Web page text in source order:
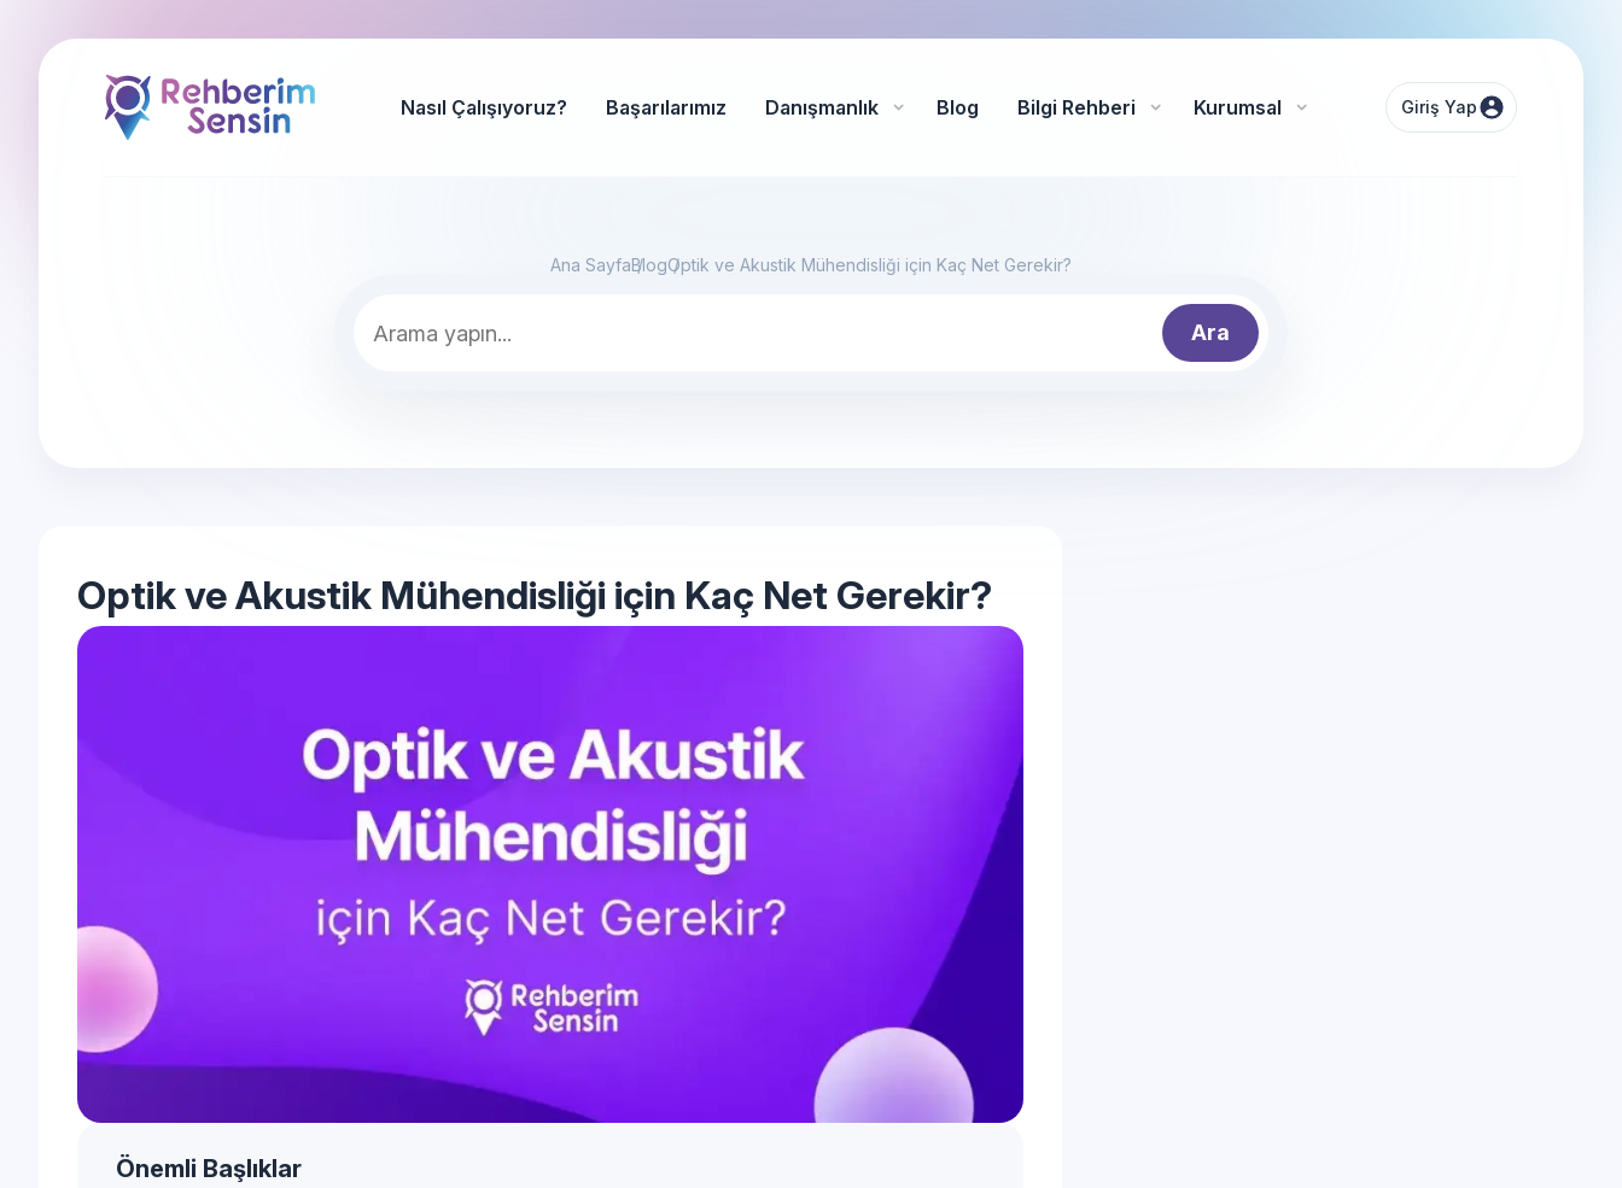
Nasıl Çalışıyoruz? Başarılarımız Danışmanlık Blog Bilgi Rehberi Kurumsal Giriş Yap
Ana SayfaBlogOptik ve Akustik Mühendisliği için Kaç Net Gerekir?
Ara
Optik ve Akustik Mühendisliği için Kaç Net Gerekir?
Önemli Başlıklar